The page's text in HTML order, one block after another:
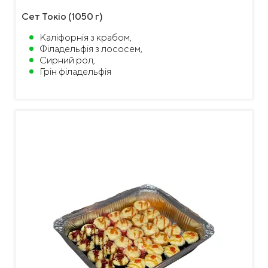
Сет Токіо (1050 г)
Каліфорнія з крабом,
Філадельфія з лососем,
Сирний рол,
Грін філадельфія